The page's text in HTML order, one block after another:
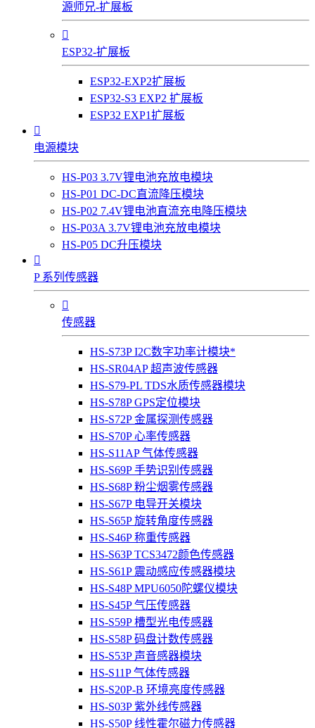
源师兄-扩展板

ESP32-扩展板
ESP32-EXP2扩展板
ESP32-S3 EXP2 扩展板
ESP32 EXP1扩展板

电源模块
HS-P03 3.7V锂电池充放电模块
HS-P01 DC-DC直流降压模块
HS-P02 7.4V锂电池直流充电降压模块
HS-P03A 3.7V锂电池充放电模块
HS-P05 DC升压模块

P 系列传感器

传感器
HS-S73P I2C数字功率计模块*
HS-SR04AP 超声波传感器
HS-S79-PL TDS水质传感器模块
HS-S78P GPS定位模块
HS-S72P 金属探测传感器
HS-S70P 心率传感器
HS-S11AP 气体传感器
HS-S69P 手势识别传感器
HS-S68P 粉尘烟雾传感器
HS-S67P 电导开关模块
HS-S65P 旋转角度传感器
HS-S46P 称重传感器
HS-S63P TCS3472颜色传感器
HS-S61P 震动感应传感器模块
HS-S48P MPU6050陀螺仪模块
HS-S45P 气压传感器
HS-S59P 槽型光电传感器
HS-S58P 码盘计数传感器
HS-S53P 声音感器模块
HS-S11P 气体传感器
HS-S20P-B 环境亮度传感器
HS-S03P 紫外线传感器
HS-S50P 线性霍尔磁力传感器